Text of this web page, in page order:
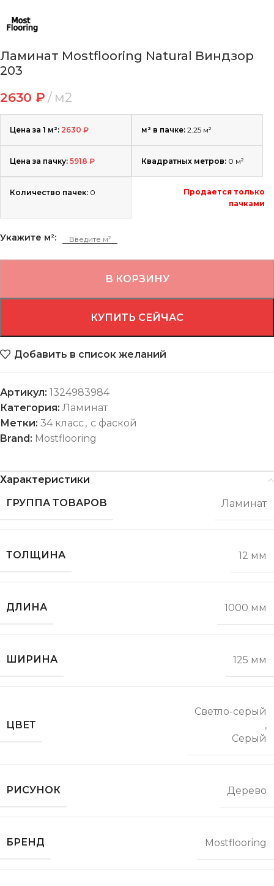
Ламинат Mostflooring Natural Виндзор
203
2630 ₽ м2
Цена за 1 м²: 2630 ₽ м² в пачке: 2.25 м²
Цена за пачку: 5918 ₽ Квадратных метров: 0 м²
Количество пачек: 0
Продается только
пачками
Укажите м²:
В КОРЗИНУ
КУПИТЬ СЕЙЧАС
Добавить в список желаний
Артикул: 1324983984
Категория: Ламинат
Метки: 34 класс, с фаской
Brand: Mostflooring
Характеристики
ГРУППА ТОВАРОВ
Ламинат
ТОЛЩИНА 12 мм
ДЛИНА 1000 мм
ШИРИНА 125 мм
ЦВЕТ
Светло-серый
,
Серый
РИСУНОК Дерево
БРЕНД Mostflooring